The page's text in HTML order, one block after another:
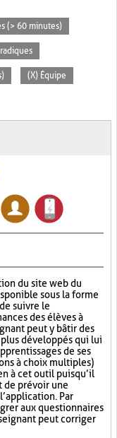
(> 60 minutes)
(X) Équipe
du site web du
sous la forme
suivre le
des élèves à
peut y bâtir des
développés qui lui
de ses
à choix multiples)
à cet outil puisqu’il
de prévoir une
Par
aux questionnaires
peut corriger